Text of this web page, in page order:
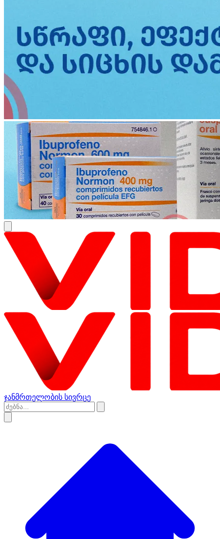
ჯანმრთელობის სივრცე